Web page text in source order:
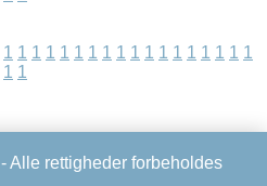
1 1 1 1 1 1 1 1 1 1 1 1 1 1 1 1 1 1
1 1
- Alle rettigheder forbeholdes